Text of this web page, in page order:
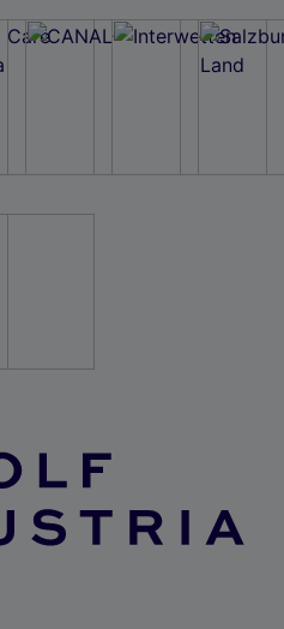
Daten, um
zur Identifikation